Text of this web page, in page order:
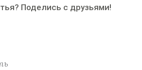
Поделись с друзьями!